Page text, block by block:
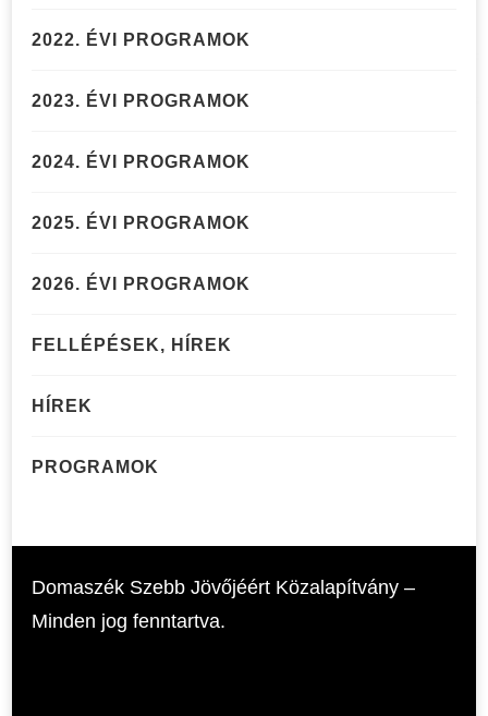
2022. ÉVI PROGRAMOK
2023. ÉVI PROGRAMOK
2024. ÉVI PROGRAMOK
2025. ÉVI PROGRAMOK
2026. ÉVI PROGRAMOK
FELLÉPÉSEK, HÍREK
HÍREK
PROGRAMOK
Domaszék Szebb Jövőjéért Közalapítvány –
Minden jog fenntartva.